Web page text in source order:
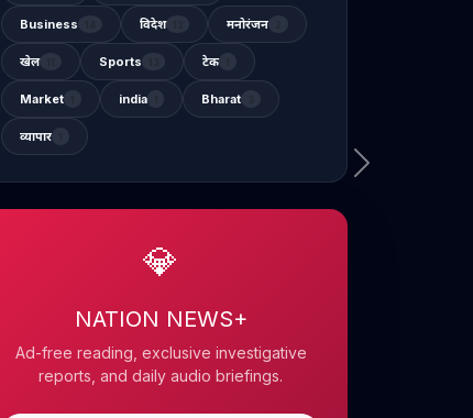
Business विदेश मनोरंजन
खेल Sports टेक
Market india Bharat
व्यापार
💎
NATION NEWS+
Ad-free reading, exclusive investigative
reports, and daily audio briefings.